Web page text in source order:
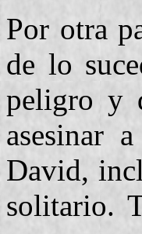
Por otra
de lo
peligro y
asesinar
David,
solitario.